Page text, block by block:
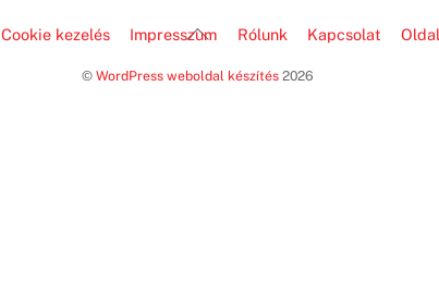
Back
Top
Cookie kezelés Impresszum Rólunk Kapcsolat
© WordPress weboldal készítés2026